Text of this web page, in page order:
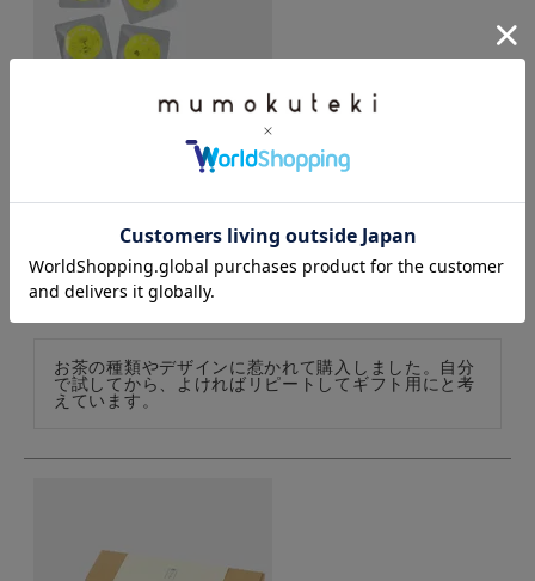
t tot toティーバック（5種類セット）
購入者
お茶の種類やデザインに惹かれて購入しました。自分
で試してから、よければリピートしてギフト用にと考
えています。